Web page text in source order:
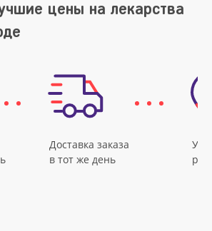
цены на лекарства
Доставка заказа
в тот же день